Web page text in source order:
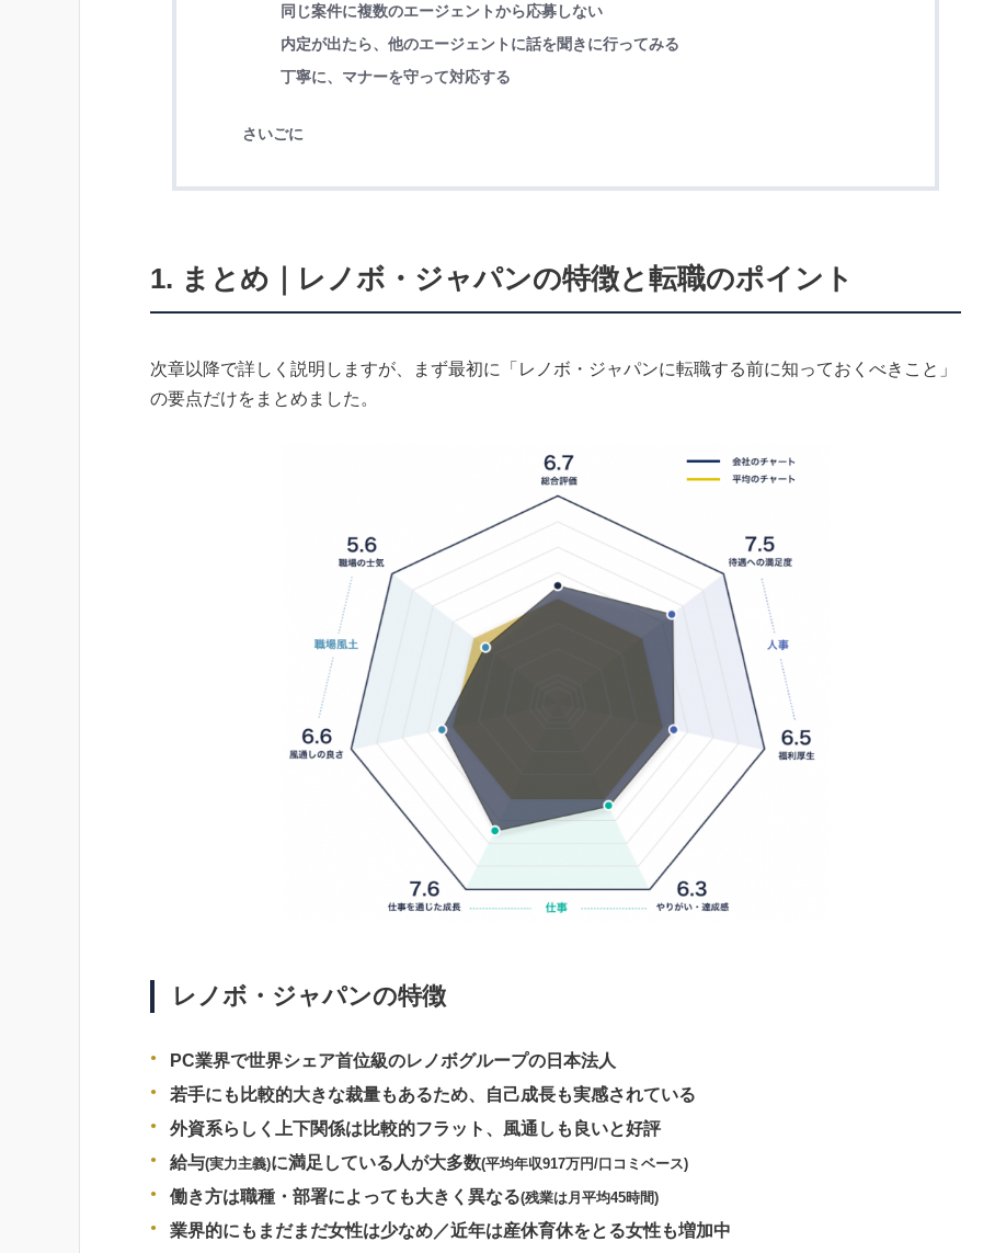
同じ案件に複数のエージェントから応募しない
内定が出たら、他のエージェントに話を聞きに行ってみる
丁寧に、マナーを守って対応する
さいごに
1. まとめ｜レノボ・ジャパンの特徴と転職のポイント
次章以降で詳しく説明しますが、まず最初に「レノボ・ジャパンに転職する前に知っておくべきこと」
の要点だけをまとめました。
レノボ・ジャパンの特徴
PC業界で世界シェア首位級のレノボグループの日本法人
若手にも比較的大きな裁量もあるため、自己成長も実感されている
外資系らしく上下関係は比較的フラット、風通しも良いと好評
給与(実力主義)に満足している人が大多数(平均年収917万円/口コミベース)
働き方は職種・部署によっても大きく異なる(残業は月平均45時間)
業界的にもまだまだ女性は少なめ／近年は産休育休をとる女性も増加中